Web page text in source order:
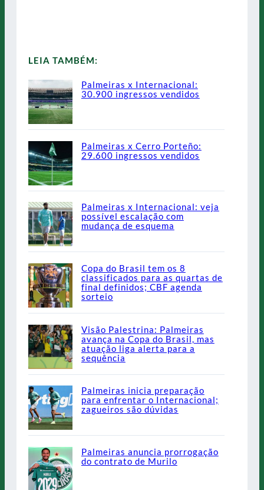
LEIA TAMBÉM:
Palmeiras x Internacional:
30.900 ingressos vendidos
Palmeiras x Cerro Porteño:
29.600 ingressos vendidos
Palmeiras x Internacional: veja
possível escalação com
mudança de esquema
Copa do Brasil tem os 8
classificados para as quartas de
final definidos; CBF agenda
sorteio
Visão Palestrina: Palmeiras
avança na Copa do Brasil, mas
atuação liga alerta para a
sequência
Palmeiras inicia preparação
para enfrentar o Internacional;
zagueiros são dúvidas
Palmeiras anuncia prorrogação
do contrato de Murilo